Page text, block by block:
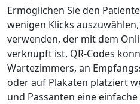
Ermöglichen Sie den
wenigen Klicks
verwenden, der mit dem
verknüpft ist. QR-Codes
Wartezimmers, an
oder auf Plakaten platziert
und Passanten eine